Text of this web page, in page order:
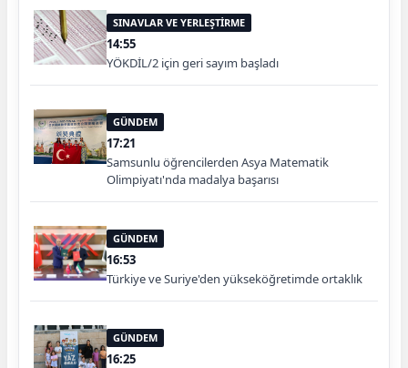
SINAVLAR VE YERLEŞTİRME
14:55
YÖKDİL/2 için geri sayım başladı
GÜNDEM
17:21
Samsunlu öğrencilerden Asya Matematik
Olimpiyatı'nda madalya başarısı
GÜNDEM
16:53
Türkiye ve Suriye'den yükseköğretimde ortaklık
GÜNDEM
16:25